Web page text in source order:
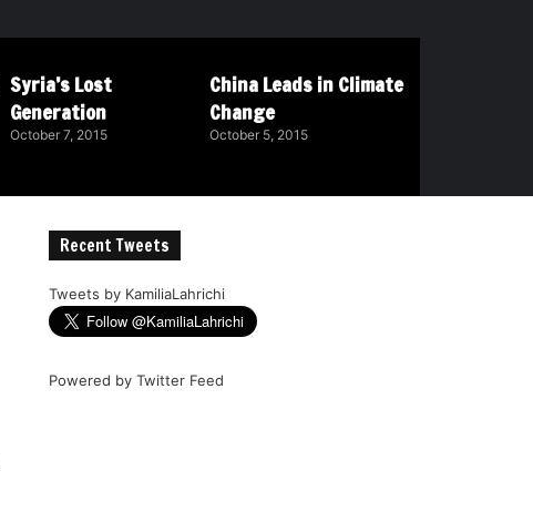
Syria’s Lost
Generation
October 7, 2015
China Leads in Climate
Change
October 5, 2015
Recent Tweets
Tweets by KamiliaLahrichi
Powered byTwitter Feed